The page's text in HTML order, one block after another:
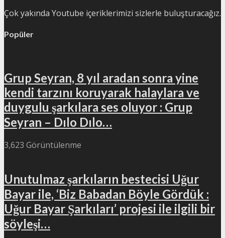
Çok yakında Youtube içeriklerimizi sizlerle buluşturacağız.
Popüler
Grup Seyran, 8 yıl aradan sonra yine
kendi tarzını koruyarak halaylara ve
duygulu şarkılara ses oluyor : Grup
Seyran – Dılo Dılo…
3,623 Görüntülenme
Unutulmaz şarkıların bestecisi Uğur
Bayar ile, ‘Biz Babadan Böyle Gördük :
Uğur Bayar Şarkıları’ projesi ile ilgili bir
söyleşi…